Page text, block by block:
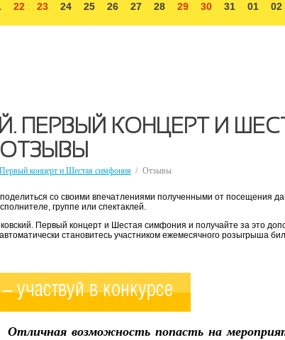
22 23 24 25 26 27 28 29 30 31 01 02
ПЕРВЫЙ КОНЦЕРТ И
концерт и Шестая симфония / Отзывы
со своими впечатлениями полученными от посещения
группе или спектаклей.
Первый концерт и Шестая симфония и получайте за это
становитесь участником ежемесячного розыгрыша
участвуй в конкурсе
Отличная возможность попасть на